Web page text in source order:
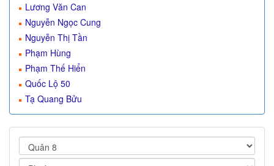
Lương Văn Can
Nguyễn Ngọc Cung
Nguyễn Thị Tần
Phạm Hùng
Phạm Thế Hiển
Quốc Lộ 50
Tạ Quang Bửu